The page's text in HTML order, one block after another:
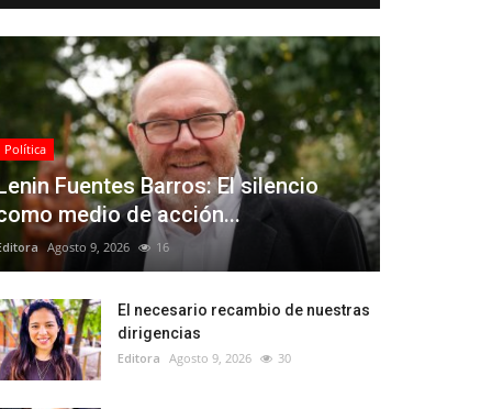
Política
Fuentes Barros: El silencio
medio de acción...
Agosto 9, 2026 16
El necesario recambio de nuestras
dirigencias
Editora Agosto 9, 2026 30